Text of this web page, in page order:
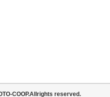
COOP.Allrights reserved.